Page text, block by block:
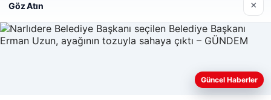
Enes Kaplan Avukatlık Bürosu
28/04/2026
Web sitemizi nasıl kullandığınızı daha iyi anlayabilmek,
Göz Atın ×
Güncel Haberler